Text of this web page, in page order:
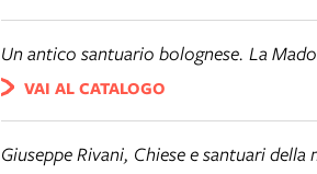
Un antico santuario bolognese. La
VAI AL CATALOGO
Giuseppe Rivani, Chiese e santuari